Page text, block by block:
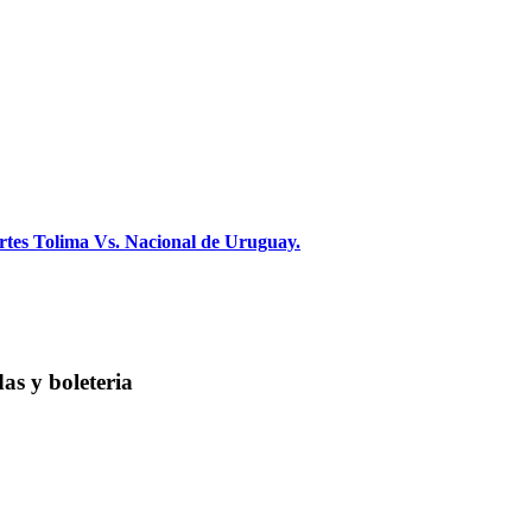
Tolima Vs. Nacional de Uruguay.
y boleteria